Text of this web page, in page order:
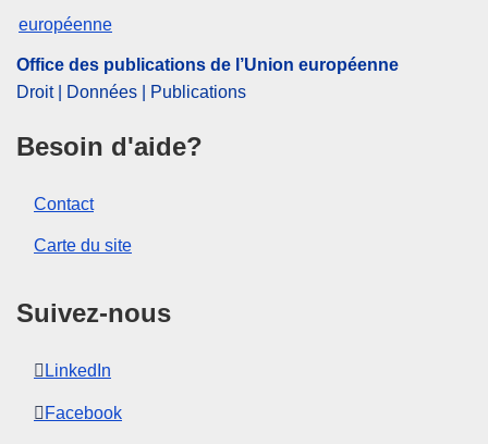
IMMC : RAD-T-0579-2023
pdfa2a
Office des publications de l’Union européenne
Droit | Données | Publications
Besoin d'aide?
Contact
Carte du site
Suivez-nous
LinkedIn
Facebook